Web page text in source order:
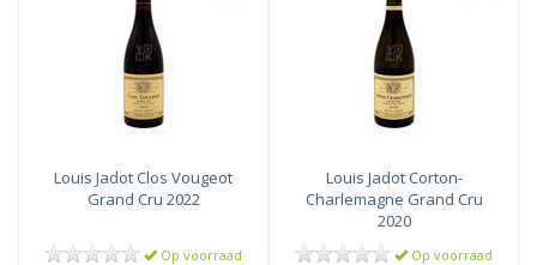
Louis Jadot Clos Vougeot
Grand Cru 2022
Op voorraad
Louis JadotCorton-
Charlemagne Grand Cru
2020
Op voorraad